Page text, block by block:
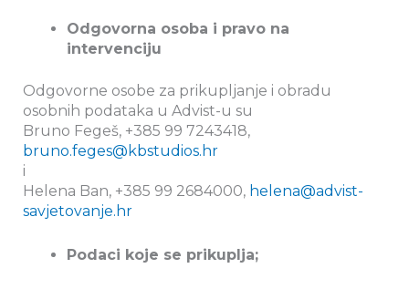
Odgovorna osoba i pravo na
intervenciju
Odgovorne osobe za prikupljanje i obradu
osobnih podataka u Advist-u su
Bruno Fegeš, +385 99 7243418,
bruno.feges@kbstudios.hr
i
Helena Ban, +385 99 2684000, helena@advist-
savjetovanje.hr
Podaci koje se prikuplja;